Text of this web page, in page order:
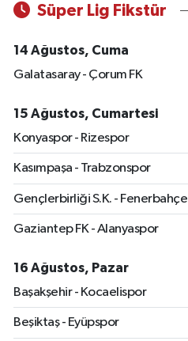
Süper Lig Fikstür
14 Ağustos, Cuma
Galatasaray - Çorum FK
15 Ağustos, Cumartesi
Konyaspor - Rizespor
Kasımpaşa - Trabzonspor
Gençlerbirliği S.K. - Fenerbahçe
Gaziantep FK - Alanyaspor
16 Ağustos, Pazar
Başakşehir - Kocaelispor
Beşiktaş - Eyüpspor